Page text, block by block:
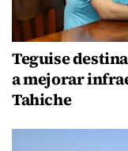
Teguise
a mejorar
Tahiche